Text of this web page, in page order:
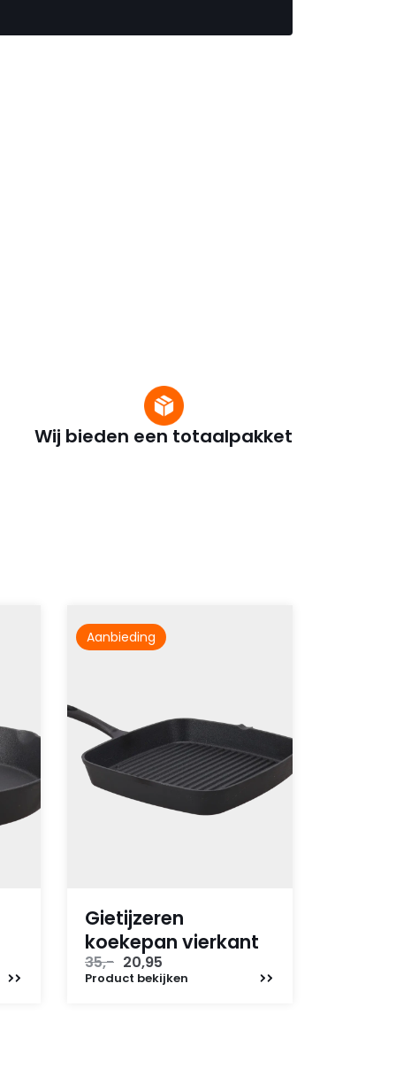
Wij bieden een totaalpakket
Aanbieding
Gietijzeren
koekepan vierkant
35,- Oorspronkelijke
prijs
20,95
prijs
Product bekijken